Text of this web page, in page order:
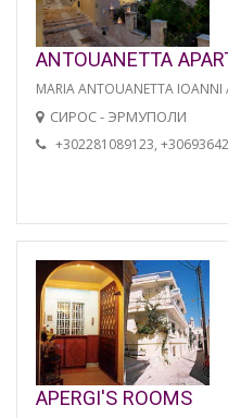
ANTOUANETTA
MARIA ANTOUANETTA IOANNI
СИРОС - ЭРМУПОЛИ
+302281089123,
APERGI'S ROOMS